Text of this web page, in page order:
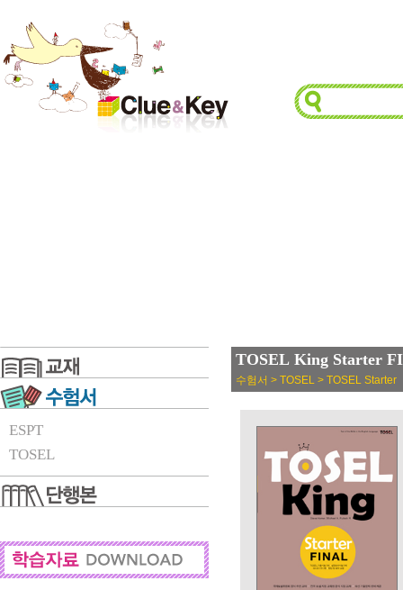
ESPT
TOSEL
TOSEL King Starter
수험서 > TOSEL > TOSEL Starter